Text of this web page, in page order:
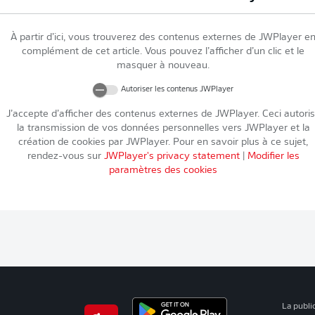
À partir d’ici, vous trouverez des contenus externes de JWPlayer en
complément de cet article. Vous pouvez l’afficher d’un clic et le
masquer à nouveau.
Autoriser les contenus JWPlayer
J’accepte d’afficher des contenus externes de JWPlayer. Ceci
la transmission de vos données personnelles vers JWPlayeret la
création de cookies par JWPlayer. Pour en savoir plus à ce sujet,
rendez-vous sur JWPlayer's privacy statement| Modifier les
paramètres des cookies
La